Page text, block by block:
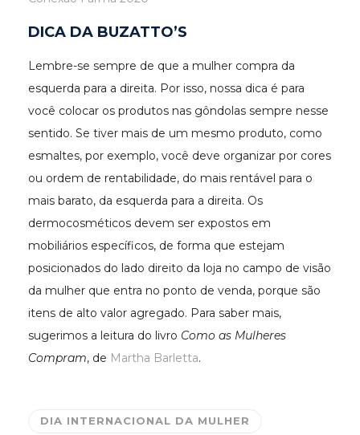
DICA DA BUZATTO’S
Lembre-se sempre de que a mulher compra da
esquerda para a direita. Por isso, nossa dica é para
você colocar os produtos nas gôndolas sempre nesse
sentido. Se tiver mais de um mesmo produto, como
esmaltes, por exemplo, você deve organizar por cores
ou ordem de rentabilidade, do mais rentável para o
mais barato, da esquerda para a direita. Os
dermocosméticos devem ser expostos em
mobiliários específicos, de forma que estejam
posicionados do lado direito da loja no campo de visão
da mulher que entra no ponto de venda, porque são
itens de alto valor agregado. Para saber mais,
sugerimos a leitura do livro Como as Mulheres
Compram, de Martha Barletta.
DIA INTERNACIONAL DA MULHER